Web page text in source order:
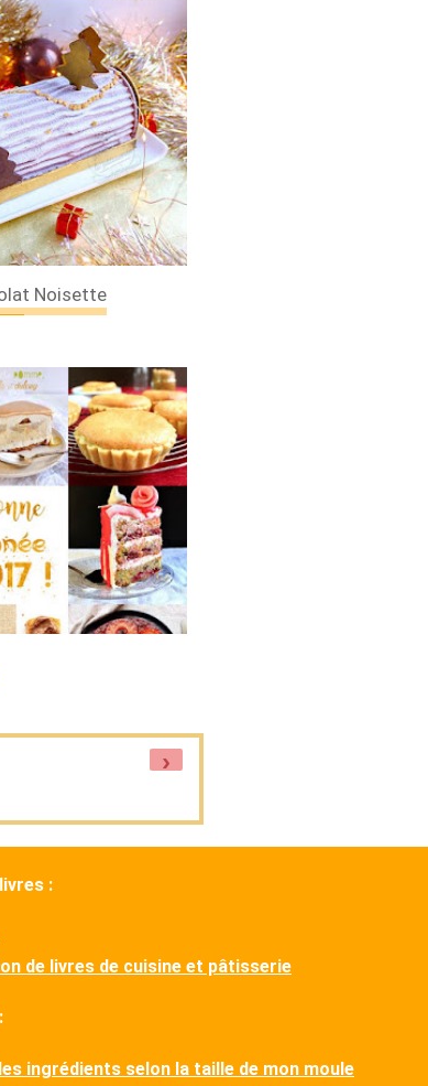
Noisette
›
:
de livres de cuisine et pâtisserie
ingrédients selon la taille de mon moule
Les 30 outils indispensables
EN PÂTISSERIE